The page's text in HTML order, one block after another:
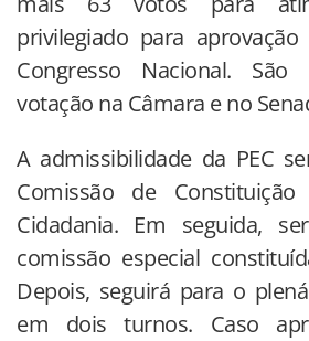
privilegiado para
Congresso Nacional.
votação na Câmara e no
A admissibilidade da PEC
Comissão de
Cidadania. Em seguida,
comissão especial
Depois, seguirá para o
em dois turnos. Caso